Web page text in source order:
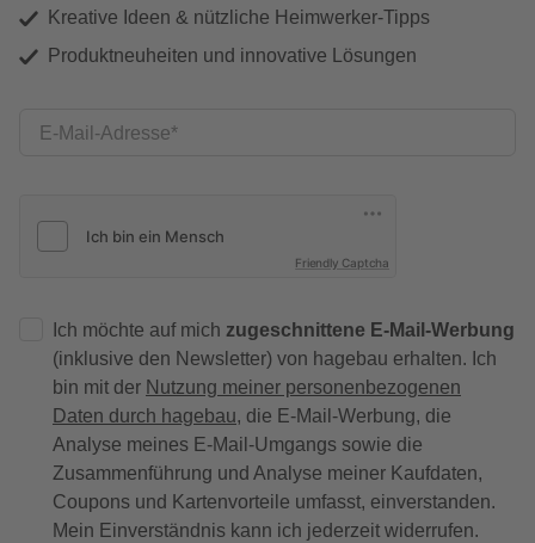
Kreative Ideen & nützliche Heimwerker-Tipps
Produktneuheiten und innovative Lösungen
E-Mail-Adresse
Friendly Captcha
Ich möchte auf mich zugeschnittene E-Mail-Werbung
(inklusive den Newsletter) von hagebau erhalten. Ich
bin mit der Nutzung meiner personenbezogenen
Daten durch hagebau, die E-Mail-Werbung, die
Analyse meines E-Mail-Umgangs sowie die
Zusammenführung und Analyse meiner Kaufdaten,
Coupons und Kartenvorteile umfasst, einverstanden.
Mein Einverständnis kann ich jederzeit widerrufen.